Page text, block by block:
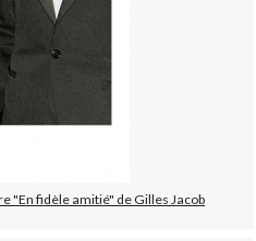
"En fidèle amitié" de Gilles Jacob